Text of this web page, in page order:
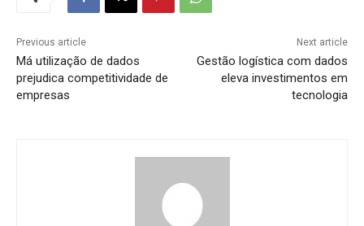
Previous article
Má utilização de dados
prejudica competitividade de
empresas
Next article
Gestão logística com dados
eleva investimentos em
tecnologia